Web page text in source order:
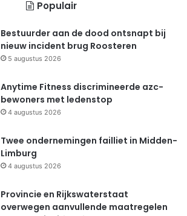
Populair
Bestuurder aan de dood ontsnapt bij
nieuw incident brug Roosteren
5 augustus 2026
Anytime Fitness discrimineerde azc-
bewoners met ledenstop
4 augustus 2026
Twee ondernemingen failliet in Midden-
Limburg
4 augustus 2026
Provincie en Rijkswaterstaat
overwegen aanvullende maatregelen